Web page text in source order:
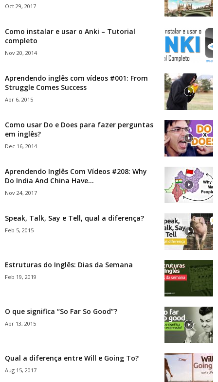
Oct 29, 2017
Como instalar e usar o Anki – Tutorial
completo
Nov 20, 2014
Aprendendo inglês com vídeos #001: From
Struggle Comes Success
Apr 6, 2015
Como usar Do e Does para fazer perguntas
em inglês?
Dec 16, 2014
Aprendendo Inglês Com Vídeos #208: Why
Do India And China Have...
Nov 24, 2017
Speak, Talk, Say e Tell, qual a diferença?
Feb 5, 2015
Estruturas do Inglês: Dias da Semana
Feb 19, 2019
O que significa “So Far So Good”?
Apr 13, 2015
Qual a diferença entre Will e Going To?
Aug 15, 2017